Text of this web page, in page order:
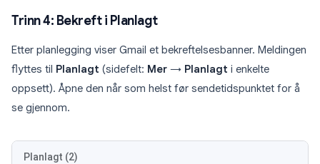
Trinn 4: Bekreft i Planlagt
Etter planlegging viser Gmail et bekreftelsesbanner. Meldingen
flyttes til Planlagt (sidefelt: Mer → Planlagt i enkelte
oppsett). Åpne den når som helst før sendetidspunktet for å
se gjennom.
Planlagt (2)